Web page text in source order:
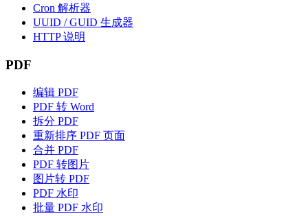
Cron 解析器
UUID / GUID 生成器
HTTP 说明
PDF
编辑 PDF
PDF 转 Word
拆分 PDF
重新排序 PDF 页面
合并 PDF
PDF 转图片
图片转 PDF
PDF 水印
批量 PDF 水印